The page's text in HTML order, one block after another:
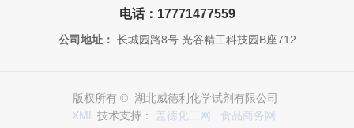
电话：17771477559
公司地址： 长城园路8号 光谷精工科技园B座712
版权所有 © 湖北威德利化学试剂有限公司
XML 技术支持： 盖德化工网 食品商务网